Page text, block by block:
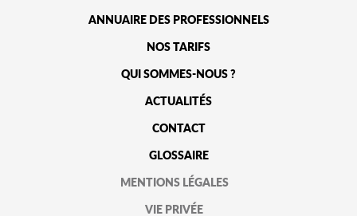
ANNUAIRE DES PROFESSIONNELS
NOS TARIFS
QUI SOMMES-NOUS ?
ACTUALITÉS
CONTACT
GLOSSAIRE
MENTIONS LÉGALES
VIE PRIVÉE